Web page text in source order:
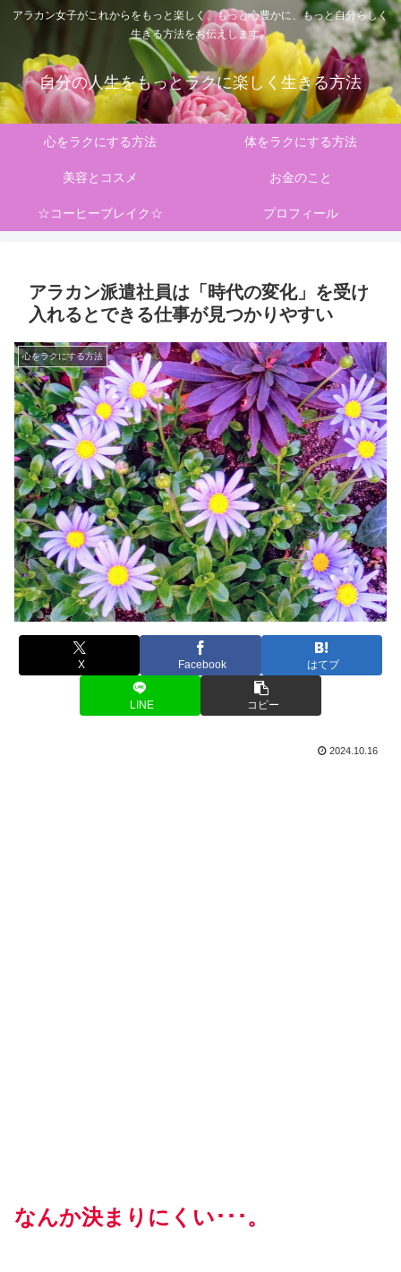
アラカン女子がこれからをもっと楽しく、もっと心豊かに、もっと自分らしく
生きる方法をお伝えします。
自分の人生をもっとラクに楽しく生きる方法
心をラクにする方法 体をラクにする方法
美容とコスメ お金のこと
☆コーヒーブレイク☆ プロフィール
アラカン派遣社員は「時代の変化」を受け
入れるとできる仕事が見つかりやすい
心をラクにする方法
X Facebook はてブ
LINE コピー
2024.10.16
なんか決まりにくい･･･。